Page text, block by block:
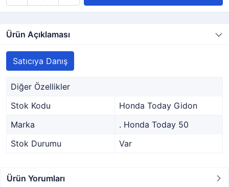
Ürün Açıklaması
Satıcıya Danış
Diğer Özellikler
Stok Kodu
Honda Today Gidon
Marka
. Honda Today 50
Stok Durumu
Var
Ürün Yorumları